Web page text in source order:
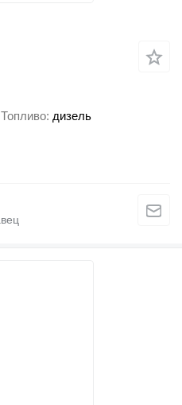
Топливо дизель